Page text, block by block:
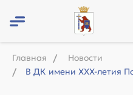
Главная
Новости